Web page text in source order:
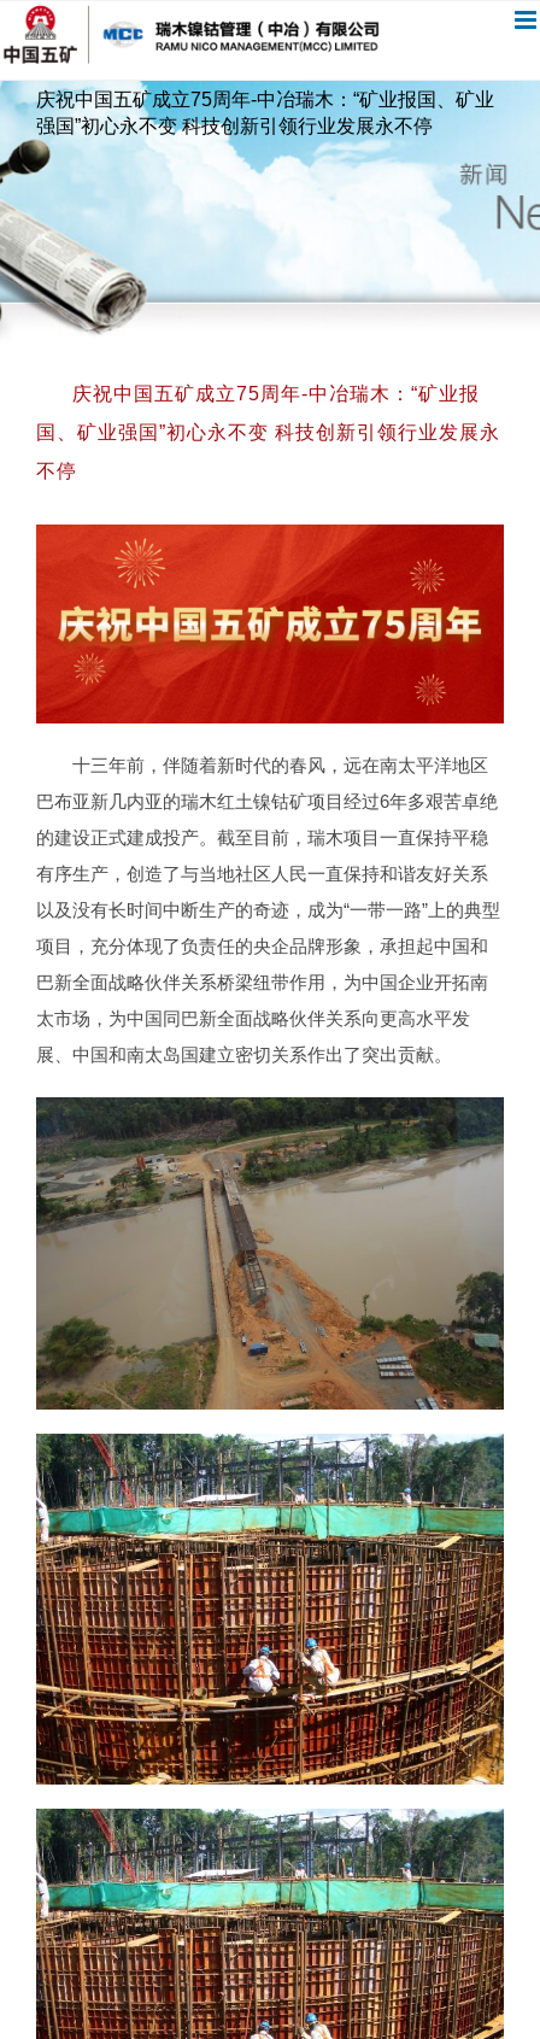
过
内
庆祝中国五矿成立75周年-中冶瑞木：“矿业报国、矿业
强国”初心永不变 科技创新引领行业发展永不停
庆祝中国五矿成立75周年-中冶瑞木：“矿业报
国、矿业强国”初心永不变 科技创新引领行业发展永
不停
十三年前，伴随着新时代的春风，远在南太平洋地区
巴布亚新几内亚的瑞木红土镍钴矿项目经过6年多艰苦卓绝
的建设正式建成投产。截至目前，瑞木项目一直保持平稳
有序生产，创造了与当地社区人民一直保持和谐友好关系
以及没有长时间中断生产的奇迹，成为“一带一路”上的典型
项目，充分体现了负责任的央企品牌形象，承担起中国和
巴新全面战略伙伴关系桥梁纽带作用，为中国企业开拓南
太市场，为中国同巴新全面战略伙伴关系向更高水平发
展、中国和南太岛国建立密切关系作出了突出贡献。